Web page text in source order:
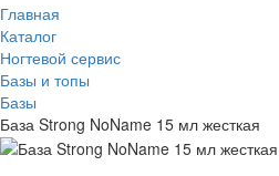
Главная
Каталог
Ногтевой сервис
Базы и топы
Базы
База Strong NoName 15 мл жесткая